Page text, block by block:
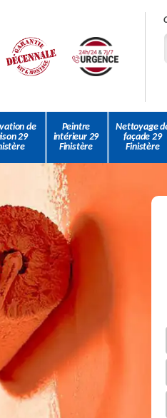
de
29
Peintre
intérieur 29
Finistère
Nettoyage
façade 29
Finistère